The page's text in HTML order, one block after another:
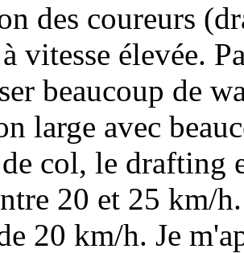
des coureurs
vitesse élevée.
beaucoup de
large avec
col, le drafting
20 et 25 km/
20 km/h. Je